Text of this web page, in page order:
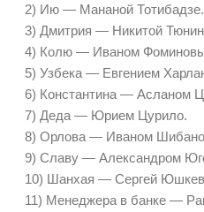
2) Ию — Мананой Тотибадзе.
3) Дмитрия — Никитой
4) Колю — Иваном
5) Узбека — Евгением
6) Константина — Асланом
7) Деда — Юрием Цурило.
8) Орлова — Иваном
9) Славу — Александром
10) Шанхая — Сергей
11) Менеджера в банке —